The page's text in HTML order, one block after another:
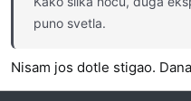
puno svetla.
Nisam jos dotle stigao.